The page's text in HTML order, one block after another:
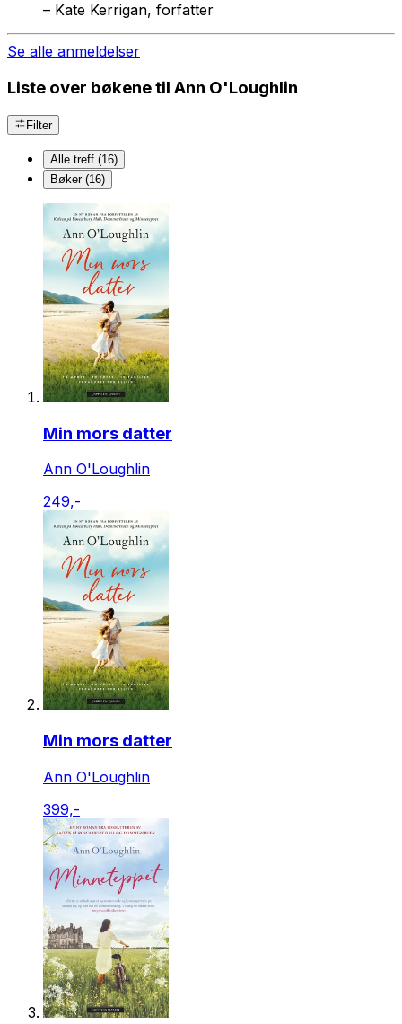
– Kate Kerrigan, forfatter
Se alle anmeldelser
Liste over bøkene til Ann O'Loughlin
Filter
Alle treff (16)
Bøker (16)
Min mors datter
Ann O'Loughlin
249,-
Min mors datter
Ann O'Loughlin
399,-